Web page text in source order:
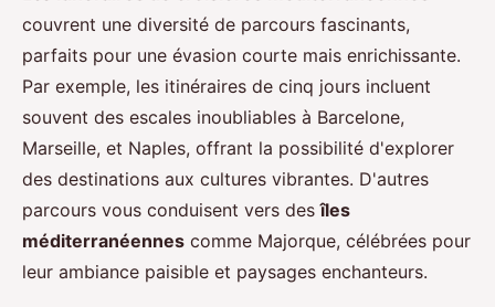
couvrent une diversité de parcours fascinants,
parfaits pour une évasion courte mais enrichissante.
Par exemple, les itinéraires de cinq jours incluent
souvent des escales inoubliables à Barcelone,
Marseille, et Naples, offrant la possibilité d'explorer
des destinations aux cultures vibrantes. D'autres
parcours vous conduisent vers desîles
méditerranéennes comme Majorque, célébrées pour
leur ambiance paisible et paysages enchanteurs.